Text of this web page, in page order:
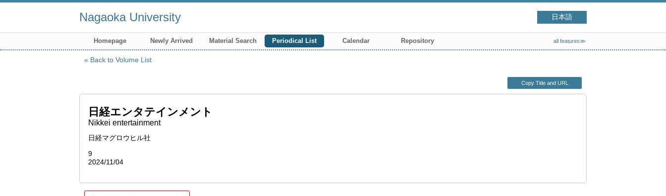
Nagaoka University 日本語
Homepage Newly Arrived Material Search Periodical List Calendar Repository all features≫
Back to Volume List
Copy Title and URL
日経エンタテインメント
Nikkei entertainment
日経マグロウヒル社
9
2024/11/04